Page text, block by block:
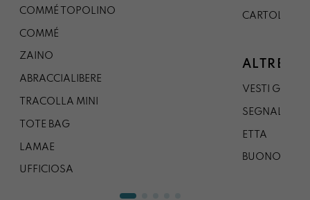
COMMÉ TOPOLINO
COMMÉ
ZAINO
ABRACCIALIBERE
TRACOLLA MINI
TOTE BAG
LAMAE
UFFICIOSA
CARTOLINA
ALTRE
VESTI
SEGNALIBRO
ETTA
BUONO